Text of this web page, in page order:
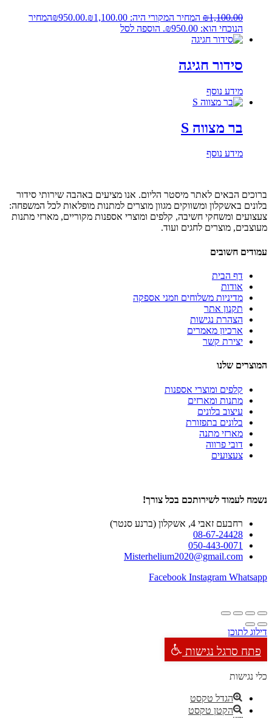
₪1,100.00 המחיר המקורי היה: ₪1,100.00. ₪950.00
המחיר
הנוכחי הוא: ₪950.00.
הוספה לסל
סידור חגיגה
מידע נוסף
בר מצווה S
מידע נוסף
ברוכים הבאים לאתר מיסטר הליום. אנו מציעים באהבה שירותי סידור
בלונים באשקלון ומשווקים מגוון מוצרים למתנות מופלאות לכל המשפחה:
צעצועים ומשחקי חשיבה, קלפים ומוצרי אספנות מקוריים, מארזי מתנות
מעוצבים, מוצרים לחגים ועוד.
עמודים חשובים
דף הבית
אודות
מדיניות משלוחים וזמני אספקה
תקנון אתר
הצהרת נגישות
ארכיון מאמרים
יצירת קשר
המוצרים שלנו
קלפים ומוצרי אספנות
מתנות ומארזים
עיצוב בלונים
בלונים בתפזורת
מארזי מתנה
דובי פרווה
צעצועים
נשמח לעמוד לשירותכם בכל צורך!
רחבעם זאבי 4, אשקלון (ברנע סנטר)
08-67-24428
050-443-0071
Misterhelium2020@gmail.com
Facebook Instagram Whatsapp
דילוג לתוכן
פתח סרגל נגישות
כלי נגישות
הגדל טקסט
הקטן טקסט